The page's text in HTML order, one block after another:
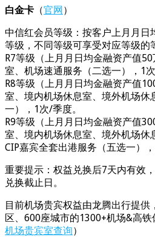
白金卡 （官网）
中信红会员等级：按客户上月月日
等级，不同等级可享受对应等级的
R7等级（上月月日均金融资产值
室、机场速通服务（二选一），1次
R8等级（上月月日均金融资产值
室、境内机场休息室、境外机场休
一），1次/季度。
R9等级（上月月日均金融资产值
室、境内机场休息室、境外机场休
CIP嘉宾全套出港服务（五选一），
重要提示：权益兑换后7天内有效
兑换截止日。
目前机场贵宾权益由龙腾出行提
区、600座城市的1300+机场&高铁
机场贵宾室查询）